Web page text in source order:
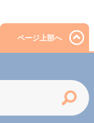
ページ上部へ